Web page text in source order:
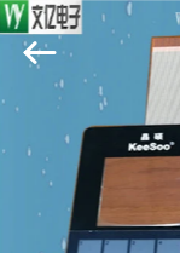
ΣΠΊΤΙ
ΠΡΟΪΌΝΤΑ
Jinyuanhang
Electronic
Technology
Co.,
Reserved.